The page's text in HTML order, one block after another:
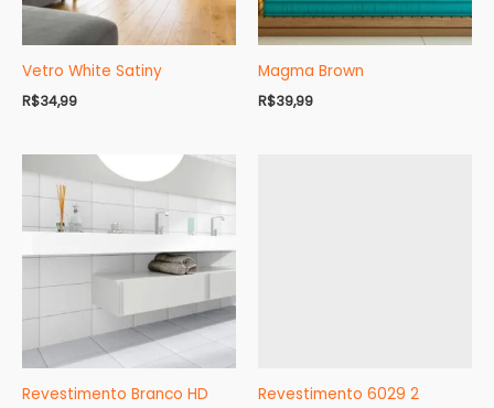
Vetro White Satiny
R$34,99
Magma Brown
R$39,99
Revestimento Branco HD
Revestimento 6029 2